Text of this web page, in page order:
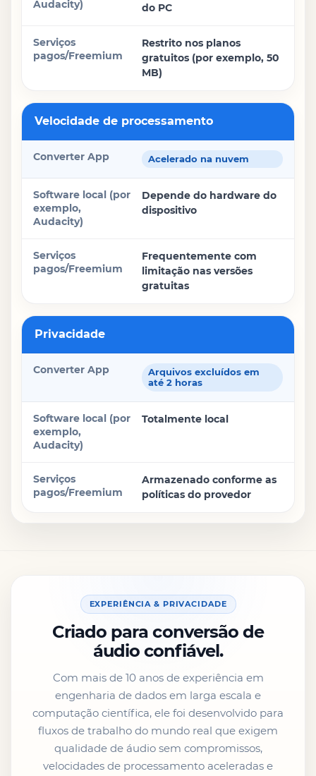
do PC
Restrito nos planos
gratuitos (por exemplo, 50
MB)
Velocidade de processamento
Acelerado na nuvem
Depende do hardware do
dispositivo
Frequentemente com
limitação nas versões
gratuitas
Privacidade
Arquivos excluídos em
até 2 horas
Totalmente local
Armazenado conforme as
políticas do provedor
EXPERIÊNCIA & PRIVACIDADE
Criado para conversão de
áudio confiável.
Com mais de 10 anos de experiência em
engenharia de dados em larga escala e
computação científica, ele foi desenvolvido para
fluxos de trabalho do mundo real que exigem
qualidade de áudio sem compromissos,
velocidades de processamento aceleradas e